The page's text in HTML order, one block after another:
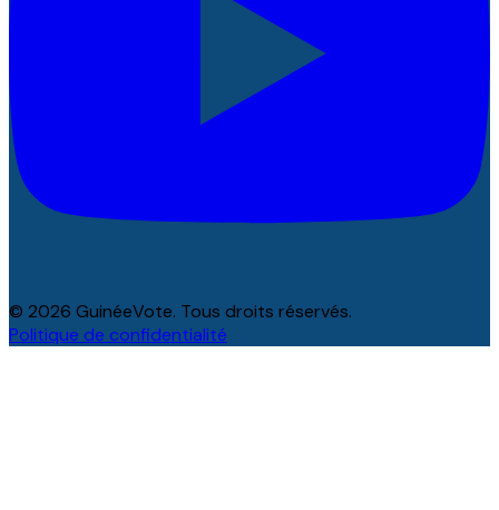
© 2026 GuinéeVote. Tous droits réservés.
Politique de confidentialité